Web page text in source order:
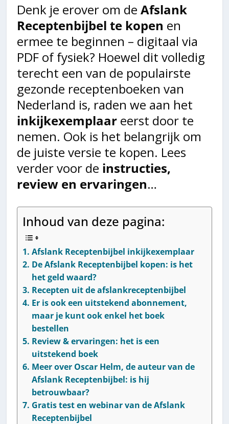
Denk je erover om deAfslank
Receptenbijbel te kopen en
ermee te beginnen – digitaal via
PDF of fysiek? Hoewel dit volledig
terecht een van de populairste
gezonde receptenboeken van
Nederland is, raden we aan het
inkijkexemplaar eerst door te
nemen. Ook is het belangrijk om
de juiste versie te kopen. Lees
verder voor de instructies,
review en ervaringen…
Inhoud van deze pagina:
Afslank Receptenbijbel inkijkexemplaar
De Afslank Receptenbijbel kopen: is het
het geld waard?
Recepten uit de afslankreceptenbijbel
Er is ook een uitstekend abonnement,
maar je kunt ook enkel het boek
bestellen
Review & ervaringen: het is een
uitstekend boek
Meer over Oscar Helm, de auteur van de
Afslank Receptenbijbel: is hij
betrouwbaar?
Gratis test en webinar van de Afslank
Receptenbijbel